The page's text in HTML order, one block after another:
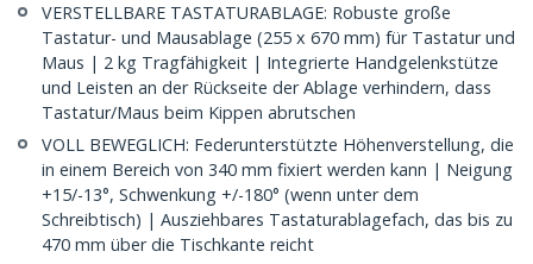
VERSTELLBARE TASTATURABLAGE: Robuste große
Tastatur- und Mausablage (255 x 670 mm) für Tastatur und
Maus | 2 kg Tragfähigkeit | Integrierte Handgelenkstütze
und Leisten an der Rückseite der Ablage verhindern, dass
Tastatur/Maus beim Kippen abrutschen
VOLL BEWEGLICH: Federunterstützte Höhenverstellung, die
in einem Bereich von 340 mm fixiert werden kann | Neigung
+15/-13°, Schwenkung +/-180° (wenn unter dem
Schreibtisch) | Ausziehbares Tastaturablagefach, das bis zu
470 mm über die Tischkante reicht